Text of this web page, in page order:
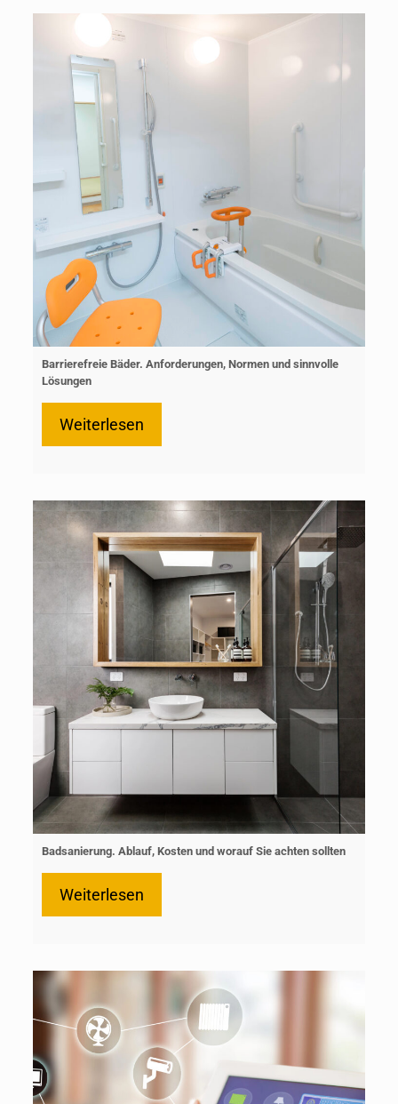
Barrierefreie Bäder. Anforderungen, Normen und sinnvolle
Lösungen
Weiterlesen
Badsanierung. Ablauf, Kosten und worauf Sie achten sollten
Weiterlesen